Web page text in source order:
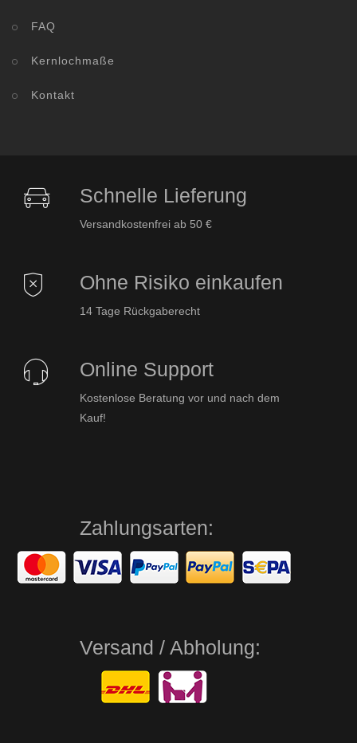
FAQ
Kernlochmaße
Kontakt
Schnelle Lieferung
Versandkostenfrei ab 50 €
Ohne Risiko einkaufen
14 Tage Rückgaberecht
Online Support
Kostenlose Beratung vor und nach dem
Kauf!
Zahlungsarten:
Versand / Abholung: